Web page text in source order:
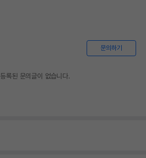
문의하기
등록된 문의글이 없습니다.